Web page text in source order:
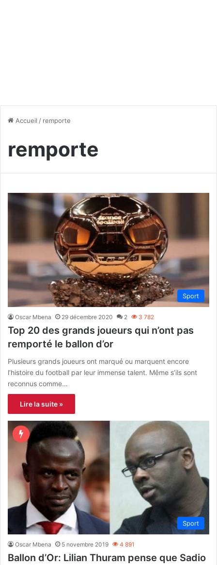
Accueil / remporte
remporte
Sport
Oscar Mbena 29 décembre 2020 2 3 782
Top 20 des grands joueurs qui n’ont pas
remporté le ballon d’or
Plusieurs grands joueurs ont marqué ou marquent encore
l’histoire du football par leur immense talent. Même s’ils sont
reconnus comme…
Lire la suite »
Sport
Oscar Mbena 5 novembre 2019 4 891
Ballon d’Or: Lilian Thuram pense que Sadio